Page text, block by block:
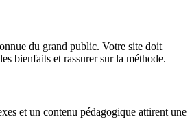
du grand public. Votre site doit
bienfaits et rassurer sur la méthode.
et un contenu pédagogique attirent une